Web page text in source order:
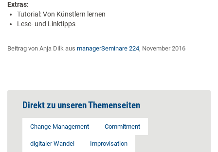
Extras:
Tutorial: Von Künstlern lernen
Lese- und Linktipps
Beitrag von Anja Dilk aus managerSeminare 224, November 2016
Direkt zu unseren Themenseiten
Change Management Commitment
digitaler Wandel Improvisation